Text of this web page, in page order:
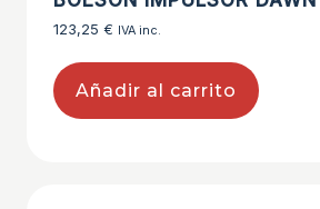
123,25 € IVA inc.
Añadir al carrito